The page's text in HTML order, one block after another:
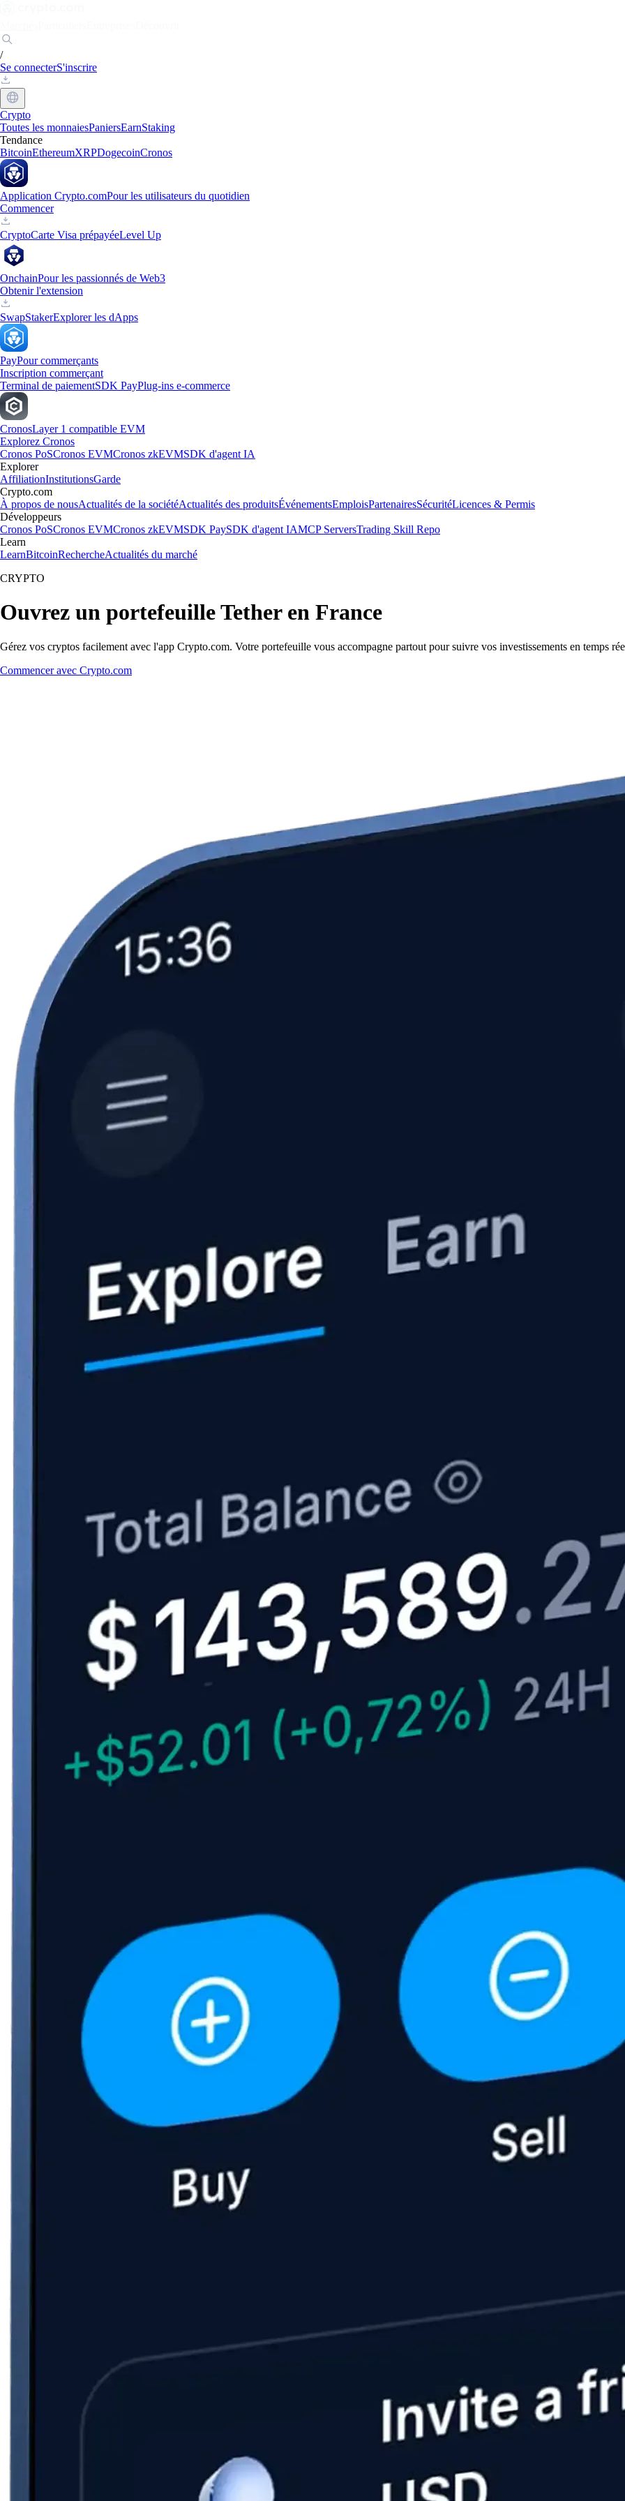
/
Se connecterS'inscrire
Crypto
Toutes les monnaiesPaniersEarnStaking
Tendance
BitcoinEthereumXRPDogecoinCronos
Application Crypto.comPour les utilisateurs du quotidien
Commencer
CryptoCarte Visa prépayéeLevel Up
OnchainPour les passionnés de Web3
Obtenir l'extension
SwapStakerExplorer les dApps
PayPour commerçants
Inscription commerçant
Terminal de paiementSDK PayPlug-ins e-commerce
CronosLayer 1 compatible EVM
Explorez Cronos
Cronos PoSCronos EVMCronos zkEVMSDK d'agent IA
Explorer
AffiliationInstitutionsGarde
Crypto.com
À propos de nousActualités de la sociétéActualités des produitsÉvénementsEmploisPartenairesSécuritéLicences & Permis
Développeurs
Cronos PoSCronos EVMCronos zkEVMSDK PaySDK d'agent IAMCP ServersTrading Skill Repo
Learn
LearnBitcoinRechercheActualités du marché
CRYPTO
Ouvrez un portefeuille Tether en France
Gérez vos cryptos facilement avec l'app Crypto.com. Votre portefeuille vous accompagne partout pour suivre vos investissements en temps
Commencer avec Crypto.com